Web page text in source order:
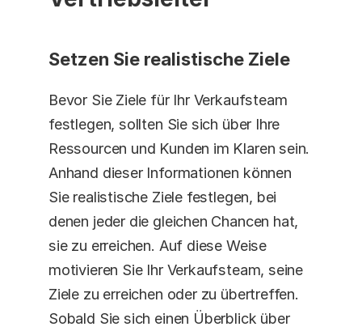
Setzen Sie realistische Ziele
Bevor Sie Ziele für Ihr Verkaufsteam
festlegen, sollten Sie sich über Ihre
Ressourcen und Kunden im Klaren sein.
Anhand dieser Informationen können
Sie realistische Ziele festlegen, bei
denen jeder die gleichen Chancen hat,
sie zu erreichen. Auf diese Weise
motivieren Sie Ihr Verkaufsteam, seine
Ziele zu erreichen oder zu übertreffen.
Sobald Sie sich einen Überblick über